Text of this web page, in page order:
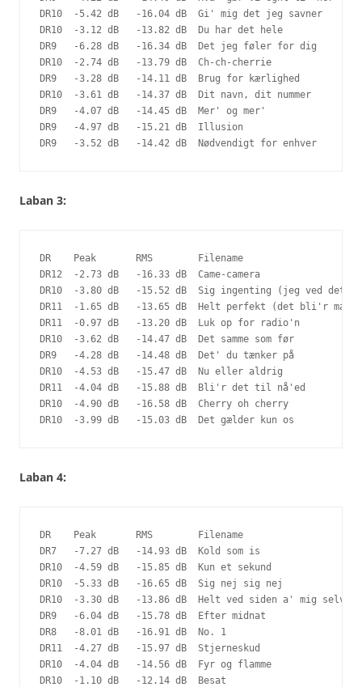
DR10  -5.42 dB   -16.04 dB  Gi' mig det jeg savner
DR10  -3.12 dB   -13.82 dB  Du har det hele
DR9   -6.28 dB   -16.34 dB  Det jeg føler for dig
DR10  -2.74 dB   -13.79 dB  Ch-ch-cherrie
DR9   -3.28 dB   -14.11 dB  Brug for kærlighed
DR10  -3.61 dB   -14.37 dB  Dit navn, dit nummer
DR9   -4.07 dB   -14.45 dB  Mer' og mer'
DR9   -4.97 dB   -15.21 dB  Illusion
DR9   -3.52 dB   -14.42 dB  Nødvendigt for enhver
Laban 3:
DR    Peak       RMS        Filename
DR12  -2.73 dB   -16.33 dB  Came-camera
DR10  -3.80 dB   -15.52 dB  Sig ingenting (jeg ved det)
DR11  -1.65 dB   -13.65 dB  Helt perfekt (det bli'r man
DR11  -0.97 dB   -13.20 dB  Luk op for radio'n
DR10  -3.62 dB   -14.47 dB  Det samme som før
DR9   -4.28 dB   -14.48 dB  Det' du tænker på
DR10  -4.53 dB   -15.47 dB  Nu eller aldrig
DR11  -4.04 dB   -15.88 dB  Bli'r det til nå'ed
DR10  -4.90 dB   -16.58 dB  Cherry oh cherry
DR10  -3.99 dB   -15.03 dB  Det gælder kun os
Laban 4:
DR    Peak       RMS        Filename
DR7   -7.27 dB   -14.93 dB  Kold som is
DR10  -4.59 dB   -15.85 dB  Kun et sekund
DR10  -5.33 dB   -16.65 dB  Sig nej sig nej
DR10  -3.30 dB   -13.86 dB  Helt ved siden a' mig selv
DR9   -6.04 dB   -15.78 dB  Efter midnat
DR8   -8.01 dB   -16.91 dB  No. 1
DR11  -4.27 dB   -15.97 dB  Stjerneskud
DR10  -4.04 dB   -14.56 dB  Fyr og flamme
DR10  -1.10 dB   -12.14 dB  Besat